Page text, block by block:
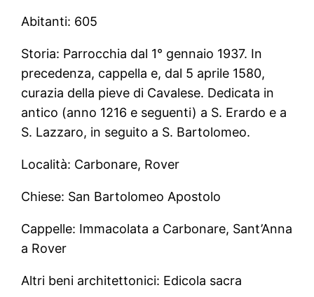
Abitanti: 605
Storia: Parrocchia dal 1° gennaio 1937. In
precedenza, cappella e, dal 5 aprile 1580,
curazia della pieve di Cavalese. Dedicata in
antico (anno 1216 e seguenti) a S. Erardo e a
S. Lazzaro, in seguito a S. Bartolomeo.
Località: Carbonare, Rover
Chiese: San Bartolomeo Apostolo
Cappelle: Immacolata a Carbonare, Sant’Anna
a Rover
Altri beni architettonici: Edicola sacra